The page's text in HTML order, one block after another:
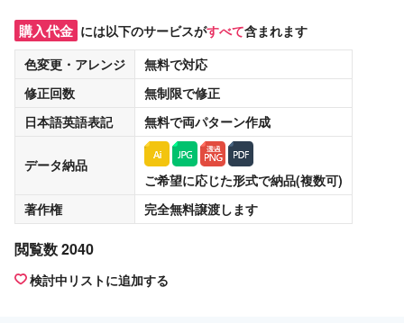
購入代金 には以下のサービスがすべて含まれます
色変更・アレンジ
無料で対応
修正回数
無制限で修正
日本語英語表記
無料で両パターン作成
データ納品
ご希望に応じた形式で納品(複数可)
著作権
完全無料譲渡します
閲覧数 2040
検討中リストに追加する